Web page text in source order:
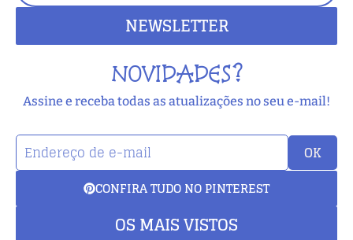
NEWSLETTER
NOVIDADES?
Assine e receba todas as atualizações no seu e-mail!
OK
CONFIRA TUDO NO PINTEREST
OS MAIS VISTOS